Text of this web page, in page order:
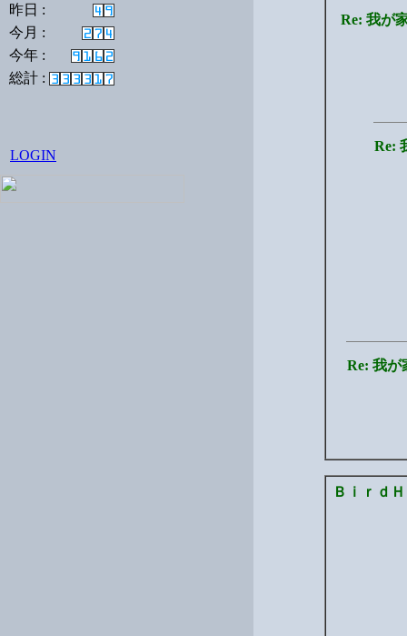
昨日 :
今月 :
今年 :
総計 :
LOGIN
Re: 我が
Re:
Re: 我が
Ｂｉｒｄ